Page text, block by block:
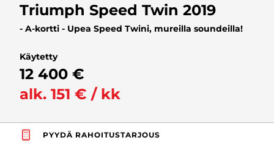
Triumph Speed Twin 2019
- A-kortti - Upea Speed Twini, mureilla soundeilla!
Käytetty
12 400 €
alk. 151 € / kk
PYYDÄ RAHOITUSTARJOUS